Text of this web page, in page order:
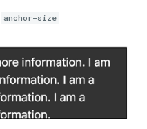
anchor-size